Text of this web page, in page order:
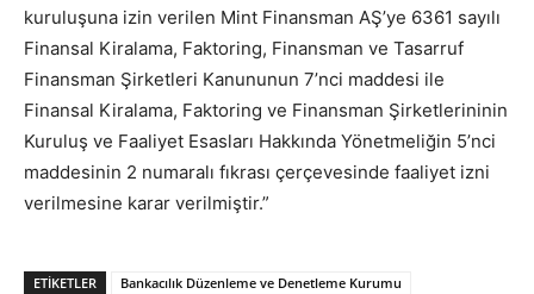
kuruluşuna izin verilen Mint Finansman AŞ’ye 6361 sayılı
Finansal Kiralama, Faktoring, Finansman ve Tasarruf
Finansman Şirketleri Kanununun 7’nci maddesi ile
Finansal Kiralama, Faktoring ve Finansman Şirketlerininin
Kuruluş ve Faaliyet Esasları Hakkında Yönetmeliğin 5’nci
maddesinin 2 numaralı fıkrası çerçevesinde faaliyet izni
verilmesine karar verilmiştir.”
ETİKETLER
Bankacılık Düzenleme ve Denetleme Kurumu